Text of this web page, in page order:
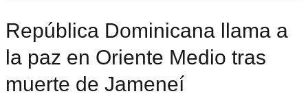
República Dominicana llama a
la paz en Oriente Medio tras
muerte de Jameneí